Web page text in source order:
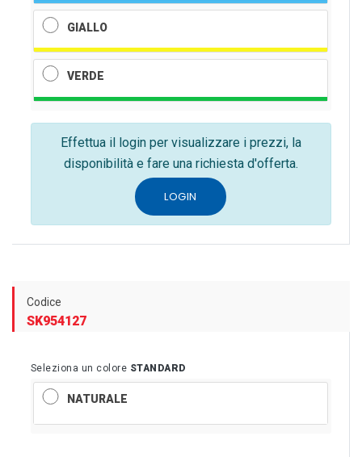
GIALLO
VERDE
Effettua il login per visualizzare i prezzi, la
disponibilità e fare una richiesta d'offerta.
LOGIN
Codice
SK954127
Seleziona un colore STANDARD
NATURALE